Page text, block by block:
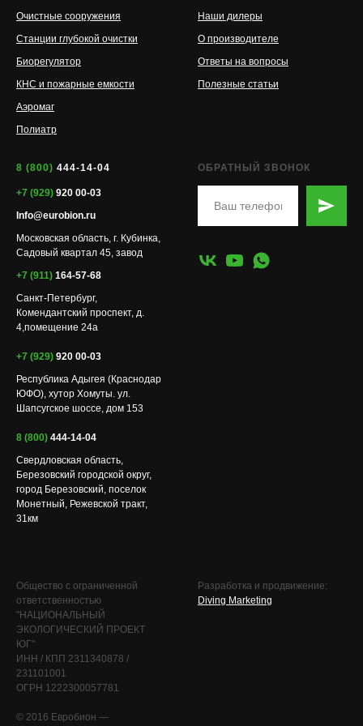
Очистные сооружения
Станции глубокой очистки
Биорегулятор
КНС и пожарные емкости
Аэромаг
Полиатр
Наши дилеры
О производителе
Ответы на вопросы
Полезные статьи
8 (800) 444-14-04
+7 (929) 920 00-03
Info@eurobion.ru
Московская область, г. Кубинка,
Садовый квартал 45, завод
+7 (911) 164-57-68
Санкт-Петербург,
Комендантский проспект, д.
4,помещение 24а
+7 (929) 920 00-03
Республика Адыгея (Краснодар
ЮФО), хутор Хомуты. ул.
Шапсугское шоссе, дом 153
8 (800) 444-14-04
Свердловская область,
Березовский городской округ,
город Березовский, поселок
Монетный, Режевской тракт,
31км
ОБРАТНЫЙ ЗВОНОК
Общество с ограниченной
ответственностью
"НАЦИОНАЛЬНЫЙ
ЭКОЛОГИЧЕСКИЙ ПРОЕКТ
ЮГ"
ИНН / КПП 2311340878 /
231101001
ОГРН 1222300057781
© 2016 Евробион —
Разработка и продвижение:
Diving Marketing